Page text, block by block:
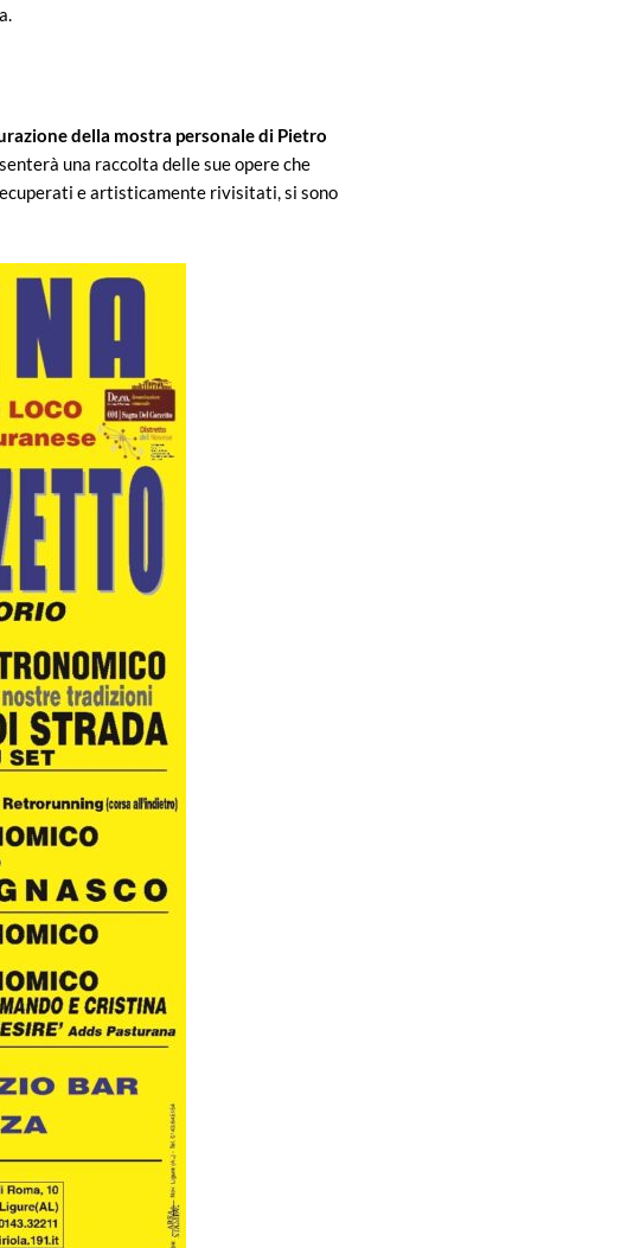
della mostra personale di Pietro
una raccolta delle sue opere che
e artisticamente rivisitati, si sono